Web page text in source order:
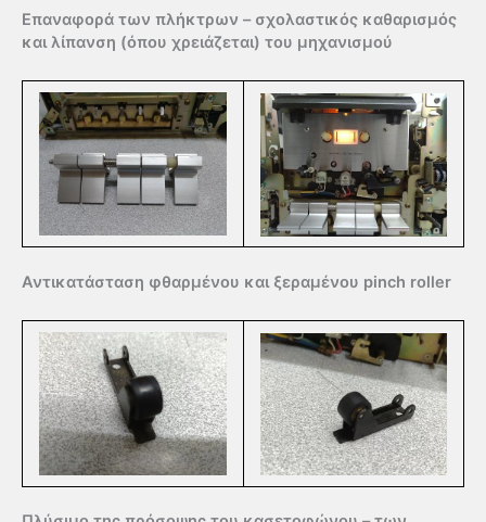
Επαναφορά των πλήκτρων – σχολαστικός καθαρισμός
και λίπανση (όπου χρειάζεται) του μηχανισμού
Αντικατάσταση φθαρμένου και ξεραμένου pinch roller